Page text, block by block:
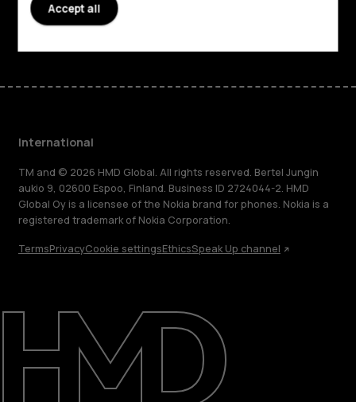
Repair, reuse, recycle
Sustainability
Support
International
FacebookInstagram
Tiktok
International
TM and © 2026 HMD Global. All rights reserved. Bertel Jungin
aukio 9, 02600 Espoo, Finland. Business ID 2724044-2. HMD
Global Oy is a licensee of the Nokia brand for phones. Nokia is a
registered trademark of Nokia Corporation.
TermsPrivacyCookie settingsEthicsSpeak Up channel
Accept all